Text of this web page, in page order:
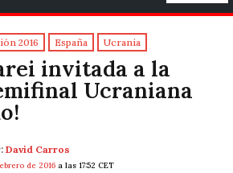
2016 España Ucrania
invitada a la
Ucraniana
David Carros
de 2016 a las 17:52 CET